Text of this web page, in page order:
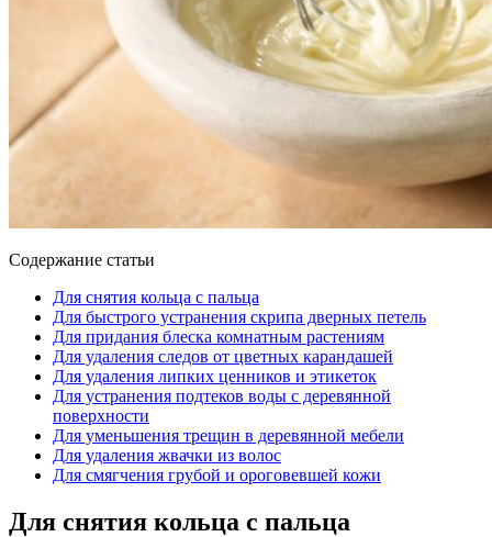
Содержание статьи
Для снятия кольца с пальца
Для быстрого устранения скрипа дверных петель
Для придания блеска комнатным растениям
Для удаления следов от цветных карандашей
Для удаления липких ценников и этикеток
Для устранения подтеков воды с деревянной
поверхности
Для уменьшения трещин в деревянной мебели
Для удаления жвачки из волос
Для смягчения грубой и ороговевшей кожи
Для снятия кольца с пальца